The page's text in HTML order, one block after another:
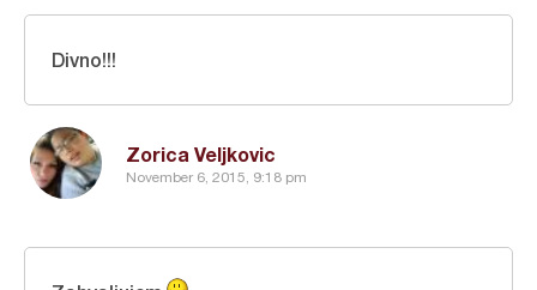
Zorica Veljkovic
November 6, 2015, 9:18 pm
Divno!!!